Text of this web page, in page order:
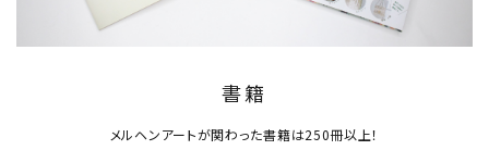
書籍
メルヘンアートが関わった書籍は250冊以上！